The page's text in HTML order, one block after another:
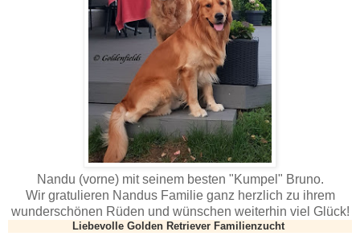
Nandu (vorne) mit seinem besten "Kumpel" Bruno.
Wir gratulieren Nandus Familie ganz herzlich zu ihrem
wunderschönen Rüden und wünschen weiterhin viel Glück!
Liebevolle Golden Retriever Familienzucht